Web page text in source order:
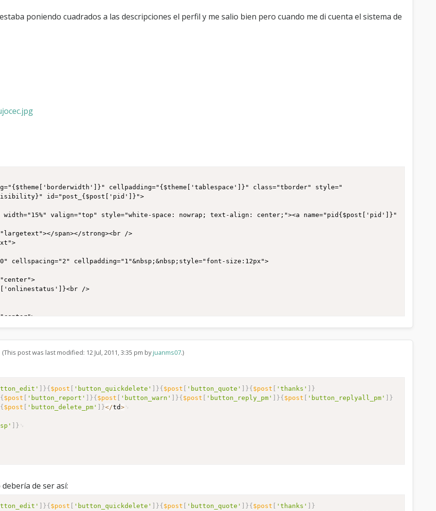
i
u
n
poniendo cuadrados a las descripciones el perfil y me salio bien pero cuando me di cuenta el sistema de
cellpadding="{$theme['tablespace']}" class="tborder" style="
id="post_{$post['pid']}">
cellspacing="2" cellpadding="1"&nbsp;&nbsp;style="font-size:12px">
/>
cellspacing="1" cellpadding="1"&nbsp;&nbsp;style="font-size:1px">
(This post was last modified: 12 Jul, 2011, 3:35 pm byjuanms07.)
}{ $post 'button_quickdelete' }{ $post 'button_quote' }{ $post 'thanks'
}
{ $post 'button_report' }{ $post 'button_warn' }{ $post 'button_reply_pm' }{ $post 'button_replyall_pm'
}
{ $post 'button_delete_pm' }</td>
}
de ser así:
}{ $post 'button_quickdelete' }{ $post 'button_quote' }{ $post 'thanks'
}